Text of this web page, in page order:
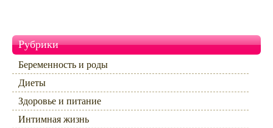
Рубрики
Беременность и роды
Диеты
Здоровье и питание
Интимная жизнь